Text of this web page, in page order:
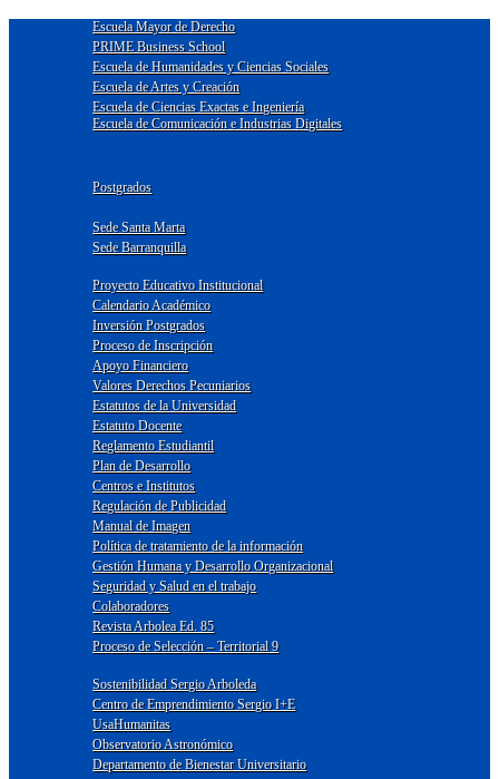
Escuela Mayor de Derecho
PRIME Business School
Escuela de Humanidades y Ciencias Sociales
Escuela de Artes y Creación
Escuela de Ciencias Exactas e Ingeniería
Escuela de Comunicación e Industrias Digitales
Postgrados
Sede Santa Marta
Sede Barranquilla
Proyecto Educativo Institucional
Calendario Académico
Inversión Postgrados
Proceso de Inscripción
Apoyo Financiero
Valores Derechos Pecuniarios
Estatutos de la Universidad
Estatuto Docente
Reglamento Estudiantil
Plan de Desarrollo
Centros e Institutos
Regulación de Publicidad
Manual de Imagen
Política de tratamiento de la información
Gestión Humana y Desarrollo Organizacional
Seguridad y Salud en el trabajo
Colaboradores
Revista Arbolea Ed. 85
Proceso de Selección – Territorial 9
Sostenibilidad Sergio Arboleda
Centro de Emprendimiento Sergio I+E
UsaHumanitas
Observatorio Astronómico
Departamento de Bienestar Universitario